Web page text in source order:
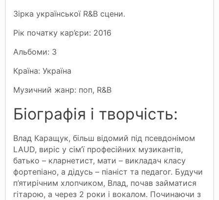
Зірка української R&B сцени.
Рік початку кар’єри: 2016
Альбоми: 3
Країна: Україна
Музичний жанр: поп, R&B
Біографія і творчість:
Влад Каращук, більш відомий під псевдонімом
LAUD, виріс у сім’ї професійних музикантів,
батько – кларнетист, мати – викладач класу
фортепіано, а дідусь – піаніст та педагог. Будучи
п’ятирічним хлопчиком, Влад, почав займатися
гітарою, а через 2 роки і вокалом. Починаючи з